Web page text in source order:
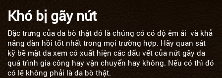
Khó bị gãy nứt
Đặc trưng của da bò thật đó là chúng có có độ êm ái và khả
năng đàn hồi tốt nhất trong mọi trường hợp. Hãy quan sát
kỹ bề mặt da xem có xuất hiện các dấu vết của nứt gãy da
quá trình gia công hay vận chuyển hay không. Nếu có thì đó
có lẽ không phải là da bò thật.